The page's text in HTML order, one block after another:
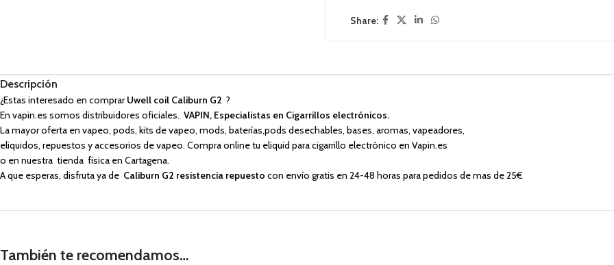
Share:
Descripción
¿Estas interesado en comprarUwell coil Caliburn G2 ?
En vapin.es somos distribuidores oficiales. VAPIN, Especialistas en Cigarrillos electrónicos.
La mayor oferta en vapeo, pods, kits de vapeo, mods, baterías,pods desechables, bases, aromas, vapeadores,
eliquidos, repuestos y accesorios de vapeo. Compra online tu eliquid para cigarrillo electrónico en Vapin.es
o en nuestra tienda física en Cartagena.
A que esperas, disfruta ya de Caliburn G2 resistencia repuesto con envío gratis en 24-48 horas para pedidos de mas de 25€
También te recomendamos…